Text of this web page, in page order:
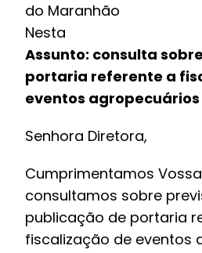
do Maranhão
Nesta
Assunto: consulta
portaria referente a
eventos agropecuários
Senhora Diretora,
Cumprimentamos
consultamos sobre
publicação de portaria
fiscalização de eventos